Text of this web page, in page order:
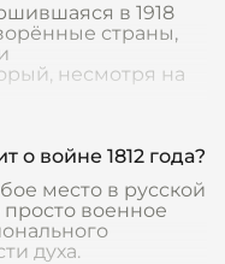
в 1918
страны,
несмотря на
о войне 1812 года?
место в русской
военное
духа.